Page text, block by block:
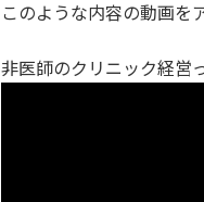
このような内容の動画を
非医師のクリニック経営